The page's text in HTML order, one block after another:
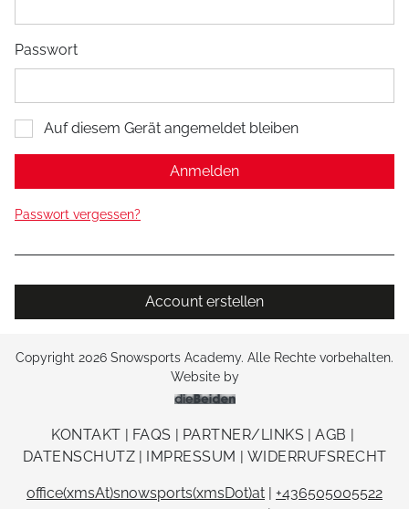
Passwort
Auf diesem Gerät angemeldet bleiben
Anmelden
Passwort vergessen?
Account erstellen
Copyright 2026 Snowsports Academy. Alle Rechte vorbehalten.
Website by
dieBeiden
KONTAKT | FAQS | PARTNER/LINKS | AGB |
DATENSCHUTZ | IMPRESSUM | WIDERRUFSRECHT
office(xmsAt)snowsports(xmsDot)at | +436505005522